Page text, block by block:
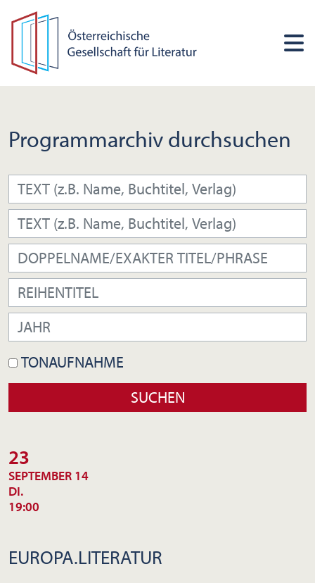
Programmarchiv durchsuchen
TONAUFNAHME
23
SEPTEMBER 14
DI.
19:00
EUROPA.LITERATUR